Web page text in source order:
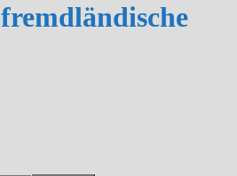
fremdländische